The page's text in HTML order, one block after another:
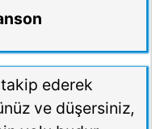
ederek
ve düşersiniz,